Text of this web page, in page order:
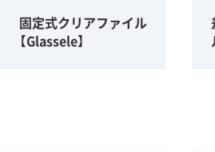
固定式クリアファイル
【Glassele】